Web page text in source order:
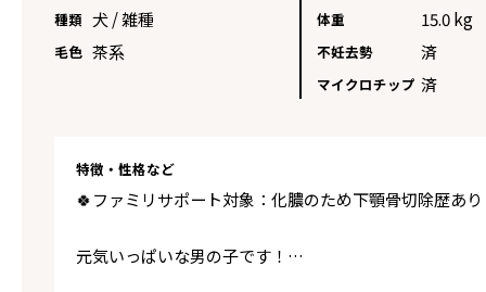
種類
毛色
犬 / 雑種
茶系
体重
不妊去勢
マイクロチップ
15.0 kg
済
済
特徴・性格など
🍀ファミリサポート対象：化膿のため下顎骨切除歴あり
元気いっぱいな男の子です！